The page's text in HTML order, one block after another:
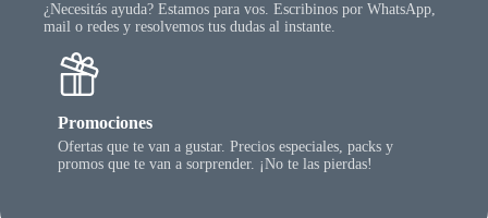
¿Necesitás ayuda? Estamos para vos. Escribinos por WhatsApp,
mail o redes y resolvemos tus dudas al instante.
Promociones
Ofertas que te van a gustar. Precios especiales, packs y
promos que te van a sorprender. ¡No te las pierdas!